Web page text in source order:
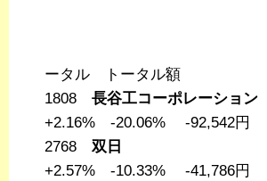
今日
ータル トータル額
1808 長谷工コーポレーション
+2.16% -20.06% -92,542円
2768 双日
+2.57% -10.33% -41,786円